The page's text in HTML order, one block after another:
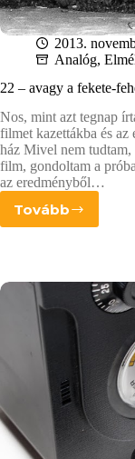
2013.
Analóg,
22 – avagy a fekete-
Nos, mint azt tegnap
filmet kazettákba és
ház Mivel nem
film, gondoltam a
az eredményből…
Tovább
22
fekete-
fehérnek
mindegy…